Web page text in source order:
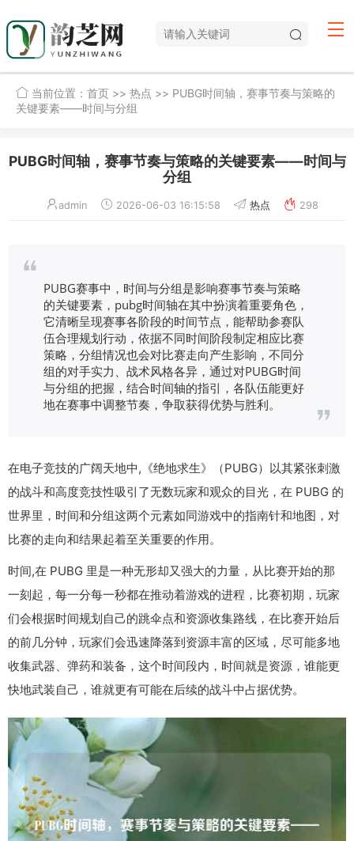
当前位置： 首页 >> 热点 >> PUBG时间轴，赛事节奏与策略的
关键要素——时间与分组
PUBG时间轴，赛事节奏与策略的关键要素——时间与
分组
admin 2026-06-03 16:15:58 热点 298
PUBG赛事中，时间与分组是影响赛事节奏与策略
的关键要素，pubg时间轴在其中扮演着重要角色，
它清晰呈现赛事各阶段的时间节点，能帮助参赛队
伍合理规划行动，依据不同时间阶段制定相应比赛
策略，分组情况也会对比赛走向产生影响，不同分
组的对手实力、战术风格各异，通过对PUBG时间
与分组的把握，结合时间轴的指引，各队伍能更好
地在赛事中调整节奏，争取获得优势与胜利。
在电子竞技的广阔天地中,《绝地求生》（PUBG）以其紧张刺激
的战斗和高度竞技性吸引了无数玩家和观众的目光，在 PUBG 的
世界里，时间和分组这两个元素如同游戏中的指南针和地图，对
比赛的走向和结果起着至关重要的作用。
时间,在 PUBG 里是一种无形却又强大的力量，从比赛开始的那
一刻起，每一分每一秒都在推动着游戏的进程，比赛初期，玩家
们会根据时间规划自己的跳伞点和资源收集路线，在比赛开始后
的前几分钟，玩家们会迅速降落到资源丰富的区域，尽可能多地
收集武器、弹药和装备，这个时间段内，时间就是资源，谁能更
快地武装自己，谁就更有可能在后续的战斗中占据优势。